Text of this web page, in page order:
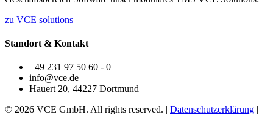
zu VCE solutions
Standort & Kontakt
+49 231 97 50 60 - 0
info@vce.de
Hauert 20, 44227 Dortmund
© 2026 VCE GmbH. All rights reserved. | Datenschutzerklärung |